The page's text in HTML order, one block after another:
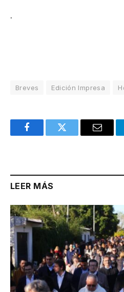
.
Breves Edición Impresa
FacebookTwitter Email
LEER MÁS